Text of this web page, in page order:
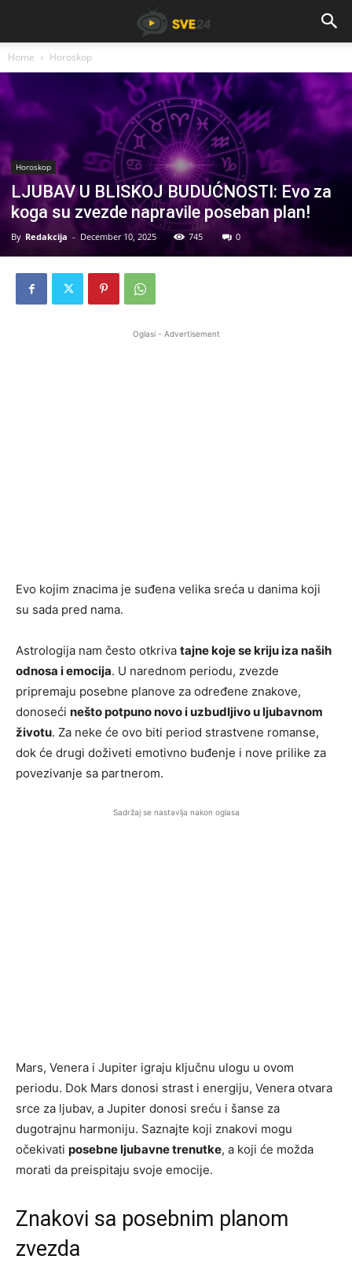
Home Horoskop
Horoskop
LJUBAV U BLISKOJ BUDUĆNOSTI: Evo za
koga su zvezde napravile poseban plan!
By Redakcija - December 10, 2025 745 0
Oglasi - Advertisement
Evo kojim znacima je suđena velika sreća u danima koji
su sada pred nama.
Astrologija nam često otkriva tajne koje se kriju iza naših
odnosa i emocija. U narednom periodu, zvezde
pripremaju posebne planove za određene znakove,
donoseći nešto potpuno novo i uzbudljivo u ljubavnom
životu. Za neke će ovo biti period strastvene romanse,
dok će drugi doživeti emotivno buđenje i nove prilike za
povezivanje sa partnerom.
Sadržaj se nastavlja nakon oglasa
Mars, Venera i Jupiter igraju ključnu ulogu u ovom
periodu. Dok Mars donosi strast i energiju, Venera otvara
srce za ljubav, a Jupiter donosi sreću i šanse za
dugotrajnu harmoniju. Saznajte koji znakovi mogu
očekivati posebne ljubavne trenutke, a koji će možda
morati da preispitaju svoje emocije.
Znakovi sa posebnim planom
zvezda